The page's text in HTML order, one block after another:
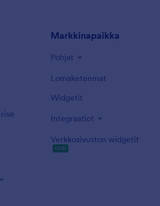
Markkinapaikka
Pohjat
Lomaketeemat
Widgetit
Integraatiot
Verkkosivuston widgetit
UUSI